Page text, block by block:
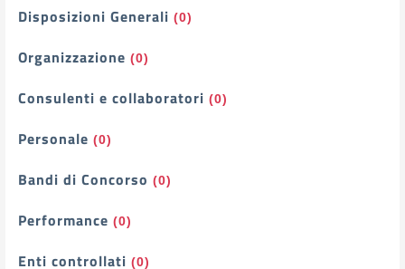
Filtri
Disposizioni Generali (0)
Organizzazione (0)
Consulenti e collaboratori (0)
Personale (0)
Bandi di Concorso (0)
Performance (0)
Enti controllati (0)